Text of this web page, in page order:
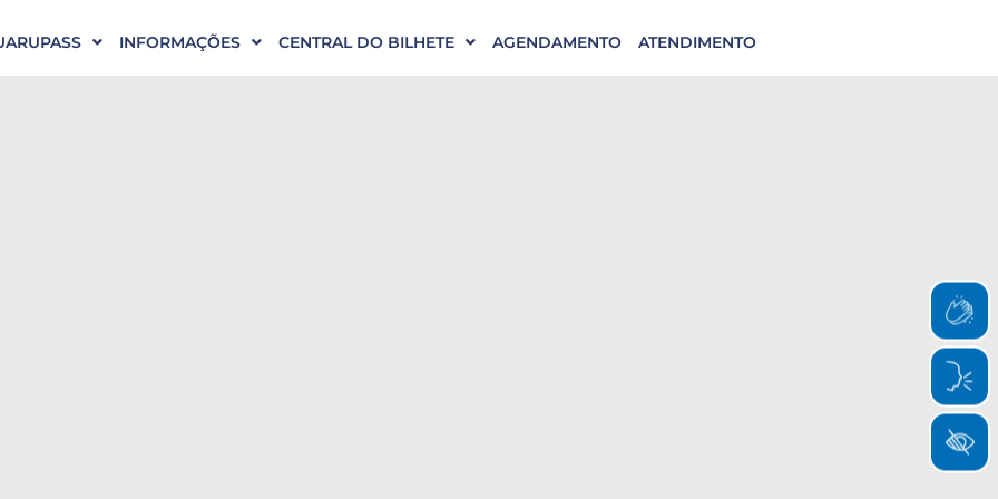
INFORMAÇÕES CENTRAL DO BILHETE AGENDAMENTO ATENDIMENTO